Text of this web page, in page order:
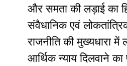
और समता की लड़ाई का
संवैधानिक एवं
राजनीति की मुख्यधारा में
आर्थिक न्याय दिलवाने का